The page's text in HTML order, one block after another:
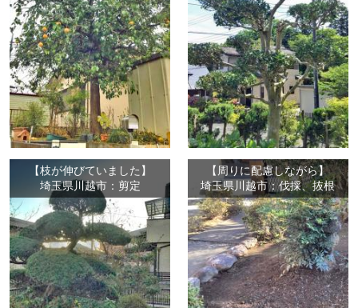
【枝が伸びていました】
埼玉県川越市：剪定
【周りに配慮しながら】
埼玉県川越市：伐採、抜根